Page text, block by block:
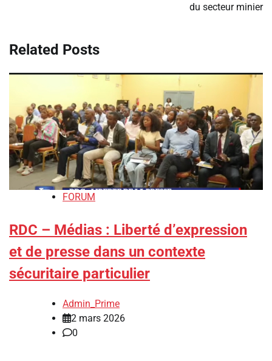
du secteur minier
Related Posts
FORUM
RDC – Médias : Liberté d’expression
et de presse dans un contexte
sécuritaire particulier
Admin_Prime
2 mars 2026
0